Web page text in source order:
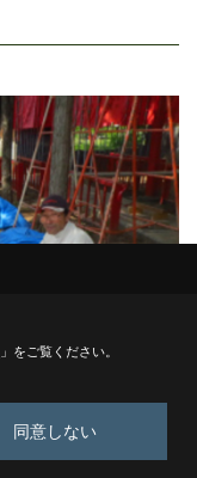
」をご覧ください。
同意しない